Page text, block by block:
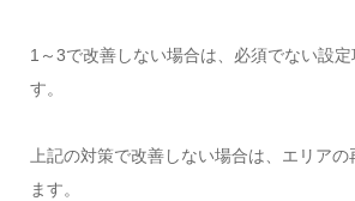
1～3で改善しない場合は、必須でない設
す。
上記の対策で改善しない場合は、エリアの
ます。